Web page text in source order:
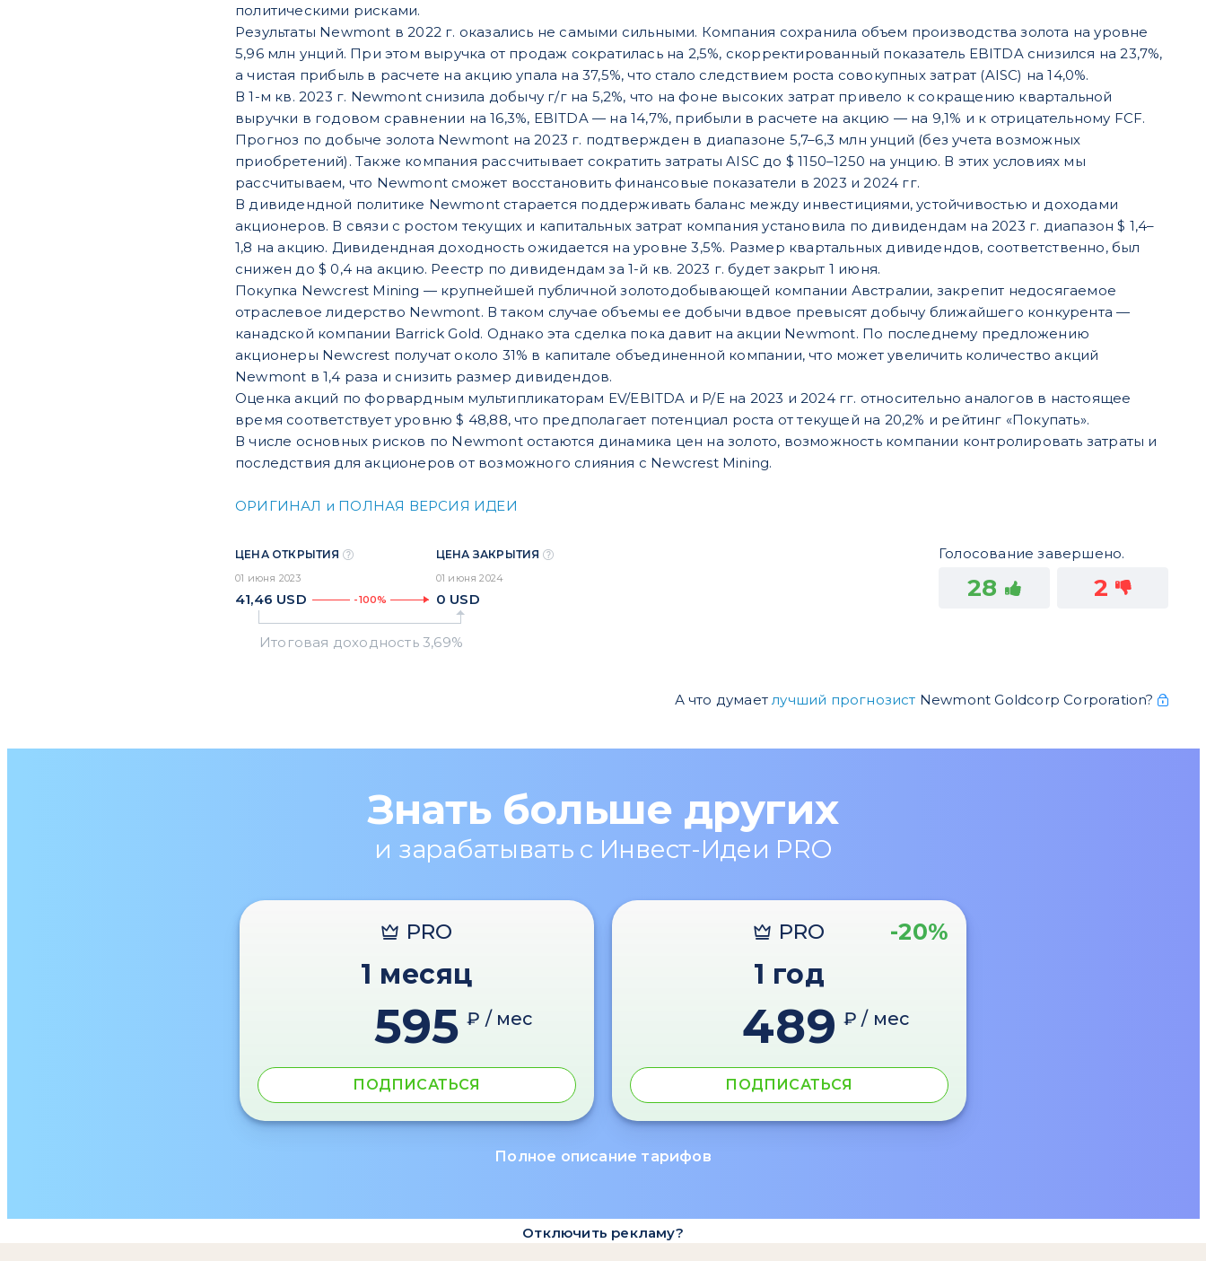
политическими рисками.
Результаты Newmont в 2022 г. оказались не самыми сильными. Компания сохранила объем производства золота на уровне
5,96 млн унций. При этом выручка от продаж сократилась на 2,5%, скорректированный показатель EBITDA снизился на 23,7%,
а чистая прибыль в расчете на акцию упала на 37,5%, что стало следствием роста совокупных затрат (AISC) на 14,0%.
В 1-м кв. 2023 г. Newmont снизила добычу г/г на 5,2%, что на фоне высоких затрат привело к сокращению квартальной
выручки в годовом сравнении на 16,3%, EBITDA — на 14,7%, прибыли в расчете на акцию — на 9,1% и к отрицательному FCF.
Прогноз по добыче золота Newmont на 2023 г. подтвержден в диапазоне 5,7–6,3 млн унций (без учета возможных
приобретений). Также компания рассчитывает сократить затраты AISC до $ 1150–1250 на унцию. В этих условиях мы
рассчитываем, что Newmont сможет восстановить финансовые показатели в 2023 и 2024 гг.
В дивидендной политике Newmont старается поддерживать баланс между инвестициями, устойчивостью и доходами
акционеров. В связи с ростом текущих и капитальных затрат компания установила по дивидендам на 2023 г. диапазон $ 1,4–
1,8 на акцию. Дивидендная доходность ожидается на уровне 3,5%. Размер квартальных дивидендов, соответственно, был
снижен до $ 0,4 на акцию. Реестр по дивидендам за 1-й кв. 2023 г. будет закрыт 1 июня.
Покупка Newcrest Mining — крупнейшей публичной золотодобывающей компании Австралии, закрепит недосягаемое
отраслевое лидерство Newmont. В таком случае объемы ее добычи вдвое превысят добычу ближайшего конкурента —
канадской компании Barrick Gold. Однако эта сделка пока давит на акции Newmont. По последнему предложению
акционеры Newcrest получат около 31% в капитале объединенной компании, что может увеличить количество акций
Newmont в 1,4 раза и снизить размер дивидендов.
Оценка акций по форвардным мультипликаторам EV/EBITDA и P/E на 2023 и 2024 гг. относительно аналогов в настоящее
время соответствует уровню $ 48,88, что предполагает потенциал роста от текущей на 20,2% и рейтинг «Покупать».
В числе основных рисков по Newmont остаются динамика цен на золото, возможность компании контролировать затраты и
последствия для акционеров от возможного слияния с Newcrest Mining.
ОРИГИНАЛ и ПОЛНАЯ ВЕРСИЯ ИДЕИ
ЦЕНА ОТКРЫТИЯ
01 июня 2023
41,46 USD -100%
ЦЕНА ЗАКРЫТИЯ
01 июня 2024
0 USD
Голосование завершено.
28 2
А что думаетлучший прогнозист Newmont Goldcorp Corporation?
Знать больше других
и зарабатывать с Инвест-Идеи PRO
PRO
1 месяц
595 ₽ / мес
ПОДПИСАТЬСЯ
PRO -20%
1 год
489 ₽ / мес
ПОДПИСАТЬСЯ
Полное описание тарифов
Отключить рекламу?